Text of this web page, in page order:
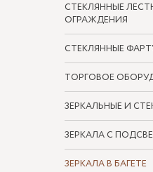
СТЕКЛЯННЫЕ
ОГРАЖДЕНИЯ
СТЕКЛЯННЫЕ
ТОРГОВОЕ
ЗЕРКАЛЬНЫЕ И
ЗЕРКАЛА С
ЗЕРКАЛА В БАГЕТЕ